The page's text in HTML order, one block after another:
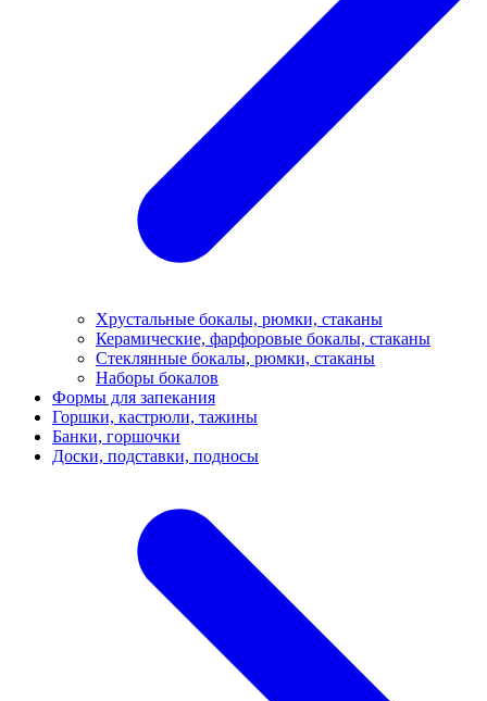
Хрустальные бокалы, рюмки, стаканы
Керамические, фарфоровые бокалы, стаканы
Стеклянные бокалы, рюмки, стаканы
Наборы бокалов
Формы для запекания
Горшки, кастрюли, тажины
Банки, горшочки
Доски, подставки, подносы